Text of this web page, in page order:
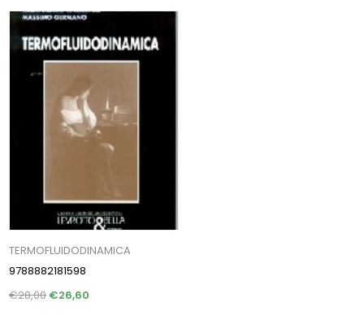
TERMOFLUIDODINAMICA
9788882181598
€28,00 €26,60